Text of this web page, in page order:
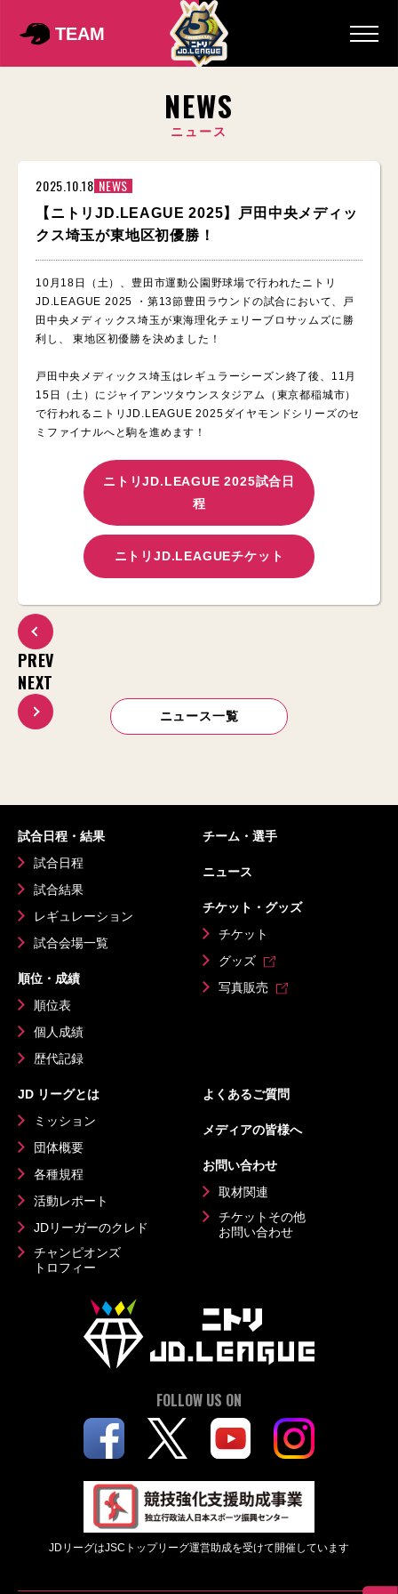
TEAM
NEWS
ニュース
2025.10.18 NEWS
【ニトリJD.LEAGUE 2025】戸田中央メディッ
クス埼玉が東地区初優勝！
10月18日（土）、豊田市運動公園野球場で行われたニトリ
JD.LEAGUE 2025 ・第13節豊田ラウンドの試合において、戸
田中央メディックス埼玉が東海理化チェリーブロサッムズに勝
利し、 東地区初優勝を決めました！
戸田中央メディックス埼玉はレギュラーシーズン終了後、11月
15日（土）にジャイアンツタウンスタジアム（東京都稲城市）
で行われるニトリJD.LEAGUE 2025ダイヤモンドシリーズのセ
ミファイナルへと駒を進めます！
ニトリJD.LEAGUE 2025試合日
程
ニトリJD.LEAGUEチケット
PREV
ニュース一覧
NEXT
試合日程・結果
試合日程
試合結果
レギュレーション
試合会場一覧
順位・成績
順位表
個人成績
歴代記録
チーム・選手
ニュース
チケット・グッズ
チケット
グッズ
写真販売
JD リーグとは
ミッション
団体概要
各種規程
活動レポート
JDリーガーのクレド
チャンピオンズ
トロフィー
よくあるご質問
メディアの皆様へ
お問い合わせ
取材関連
チケットその他
お問い合わせ
FOLLOW US ON
JDリーグはJSCトップリーグ運営助成を受けて開催しています